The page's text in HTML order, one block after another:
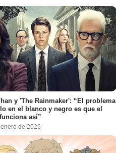
y 'The Rainmaker': “El problema
en el blanco y negro es que el
así”
de 2026